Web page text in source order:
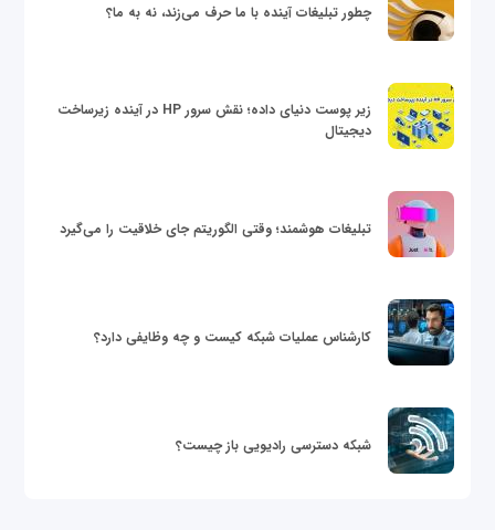
چطور تبلیغات آینده با ما حرف می‌زند، نه به ما؟
زیر پوست دنیای داده؛ نقش سرور HP در آینده زیرساخت
دیجیتال
تبلیغات هوشمند؛ وقتی الگوریتم جای خلاقیت را می‌گیرد
کارشناس عملیات شبکه کیست و چه وظایفی دارد؟
شبکه دسترسی رادیویی باز چیست؟